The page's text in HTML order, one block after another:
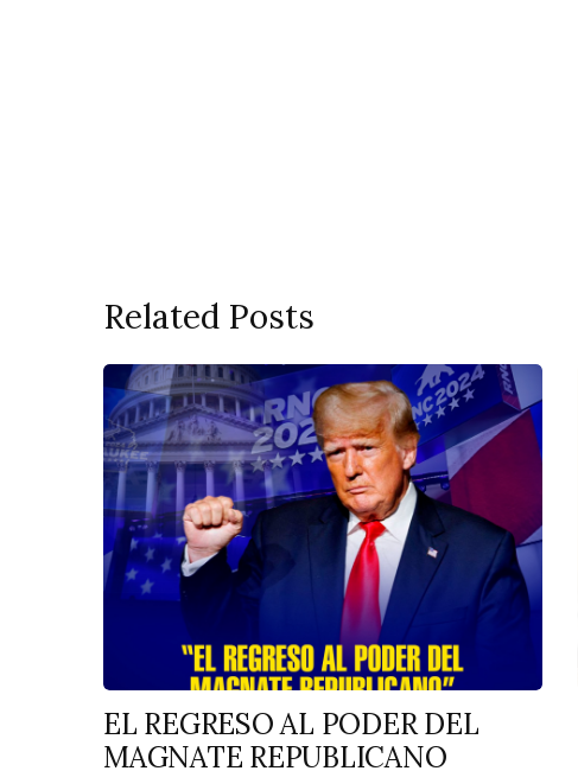
Related Posts
EL REGRESO AL PODER DEL
MAGNATE REPUBLICANO